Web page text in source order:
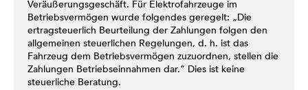
Veräußerungsgeschäft. Für Elektrofahrzeuge im
Betriebsvermögen wurde folgendes geregelt: „Die
ertragsteuerlich Beurteilung der Zahlungen folgen den
allgemeinen steuerlichen Regelungen, d. h. ist das
Fahrzeug dem Betriebsvermögen zuzuordnen, stellen die
Zahlungen Betriebseinnahmen dar.“ Dies ist keine
steuerliche Beratung.